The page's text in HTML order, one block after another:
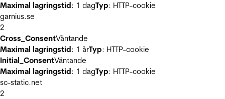
Maximal lagringstid: 1 dagTyp: HTTP-cookie
garnius.se
2
Cross_ConsentVäntande
Maximal lagringstid: 1 årTyp: HTTP-cookie
Initial_ConsentVäntande
Maximal lagringstid: 1 dagTyp: HTTP-cookie
sc-static.net
2